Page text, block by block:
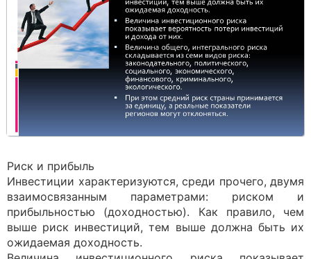
Риск и прибыль
Инвестиции характеризуются, среди прочего, двумя
взаимосвязанным параметрами: риском и
прибыльностью (доходностью). Как правило, чем
выше риск инвестиций, тем выше должна быть их
ожидаемая доходность.